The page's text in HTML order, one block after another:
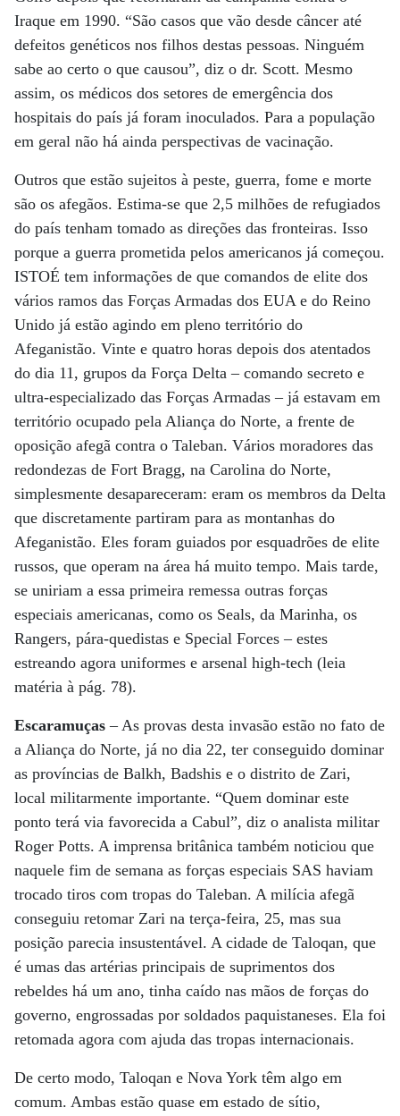
Iraque em 1990. “São casos que vão desde câncer até
defeitos genéticos nos filhos destas pessoas. Ninguém
sabe ao certo o que causou”, diz o dr. Scott. Mesmo
assim, os médicos dos setores de emergência dos
hospitais do país já foram inoculados. Para a população
em geral não há ainda perspectivas de vacinação.
Outros que estão sujeitos à peste, guerra, fome e morte
são os afegãos. Estima-se que 2,5 milhões de refugiados
do país tenham tomado as direções das fronteiras. Isso
porque a guerra prometida pelos americanos já começou.
ISTOÉ tem informações de que comandos de elite dos
vários ramos das Forças Armadas dos EUA e do Reino
Unido já estão agindo em pleno território do
Afeganistão. Vinte e quatro horas depois dos atentados
do dia 11, grupos da Força Delta – comando secreto e
ultra-especializado das Forças Armadas – já estavam em
território ocupado pela Aliança do Norte, a frente de
oposição afegã contra o Taleban. Vários moradores das
redondezas de Fort Bragg, na Carolina do Norte,
simplesmente desapareceram: eram os membros da Delta
que discretamente partiram para as montanhas do
Afeganistão. Eles foram guiados por esquadrões de elite
russos, que operam na área há muito tempo. Mais tarde,
se uniriam a essa primeira remessa outras forças
especiais americanas, como os Seals, da Marinha, os
Rangers, pára-quedistas e Special Forces – estes
estreando agora uniformes e arsenal high-tech (leia
matéria à pág. 78).
Escaramuças– As provas desta invasão estão no fato de
a Aliança do Norte, já no dia 22, ter conseguido dominar
as províncias de Balkh, Badshis e o distrito de Zari,
local militarmente importante. “Quem dominar este
ponto terá via favorecida a Cabul”, diz o analista militar
Roger Potts. A imprensa britânica também noticiou que
naquele fim de semana as forças especiais SAS haviam
trocado tiros com tropas do Taleban. A milícia afegã
conseguiu retomar Zari na terça-feira, 25, mas sua
posição parecia insustentável. A cidade de Taloqan, que
é umas das artérias principais de suprimentos dos
rebeldes há um ano, tinha caído nas mãos de forças do
governo, engrossadas por soldados paquistaneses. Ela foi
retomada agora com ajuda das tropas internacionais.
De certo modo, Taloqan e Nova York têm algo em
comum. Ambas estão quase em estado de sítio,